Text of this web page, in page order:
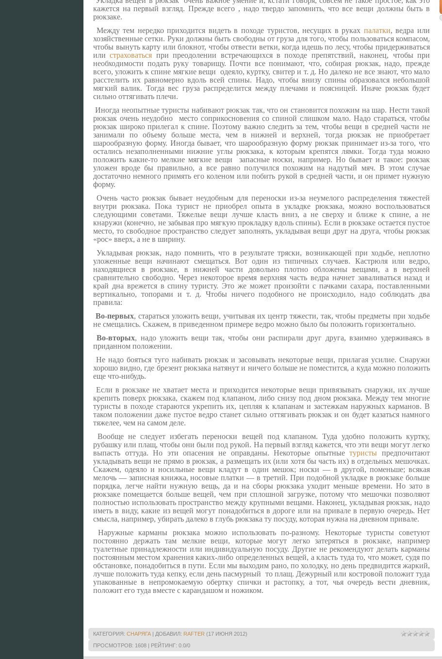
кажется на первый взгляд. Прежде всего , надо твердо запомнить, что все вещи должны быть в
рюкзаке.
Между тем нередко приходится видеть в походе туристов, несущих в руках палатки, ведра или
хозяйственные сетки. Руки должны быть свободны от груза для того, чтобы пользоваться компасом,
чтобы вынуть карту или блокнот, чтобы отвести ветки, когда идешь по лесу, чтобы придерживаться
илистраховаться при преодолении встречающихся в походе препятствий, наконец, чтобы при
необходимости подать руку товарищу. Почти все понимают, что, собирая рюкзак, надо, прежде
всего, уложить к спине мягкие вещи одеяло, куртку, свитер и т. д. Но далеко не все знают, что мало
расстелить их равномерно вдоль всей спины. Надо, чтобы внизу спины образовался небольшой
мягкий валик. Тогда вес груза распределится между плечами и поясницей. Иначе рюкзак будет
сильно оттягивать плечи.
Иногда неопытные туристы набивают рюкзак так, что он становится похожим на шар. Нести такой
рюкзак очень неудобно место соприкосновения со спиной слишком мало. Надо стараться, чтобы
рюкзак широко прилегал к спине. Поэтому важно следить за тем, чтобы вещи в средней части не
занимали по объему больше места, чем в нижней и верхней, тогда рюкзак не приобретает
шарообразную форму. Иногда бывает, что шарообразную форму рюкзак принимает из-за того, что
остались незаполненными нижние углы рюкзака, к которым крепятся лямки. Тогда туда можно
положить какие-то мелкие мягкие вещи запасные носки, например. Но бывает и такое: рюкзак
уложен вроде бы правильно, а все равно получился похожим на надутый мяч. В этом случае
достаточно немного примять его коленом или побить рукой в средней части, и он примет нужную
форму.
Очень часто рюкзак бывает неудобным для переноски из-за неумелого распределения тяжестей
внутри рюкзака. Пока турист не приобрел опыта в укладке рюкзака, можно воспользоваться
следующими советами. Тяжелые вещи лучше класть вниз, а не сверху и ближе к спине, а не
кнаружи (конечно, не забывая про мягкую прокладку вдоль спины). Если в рюкзаке остается пустое
место, то свободное пространство следует заполнять, укладывая вещи друг на друга, чтобы рюкзак
«рос» вверх, а не в ширину.
Укладывая рюкзак, надо помнить, что в результате тряски, возникающей при ходьбе, неплотно
уложенные вещи начинают смещаться. Вот один из типичных случаев. Кастрюля или ведро,
находящиеся в рюкзаке, в нижней части довольно плотно обложены вещами, а в верхней
сравнительно свободно. Через некоторое время верхняя часть ведра начнет заваливаться назад и
край дна врежется в спину туристу. Это же может произойти с пачками сахара, поставленными
вертикально, топорами и т. д. Чтобы ничего подобного не происходило, надо соблюдать два
правила:
Во-первых, стараться уложить вещи, учитывая их центр тяжести, так, чтобы предметы при ходьбе
не смещались. Скажем, в приведенном примере ведро можно было бы положить горизонтально.
Во-вторых, надо уложить вещи так, чтобы они распирали друг друга, взаимно удерживаясь в
приданном положении.
Не надо бояться туго набивать рюкзак и засовывать некоторые вещи, прилагая усилие. Снаружи
хорошо видно, где брезент рюкзака натянут и ничего больше не поместится, а куда можно положить
еще что-нибудь.
Если в рюкзаке не хватает места и приходится некоторые вещи привязывать снаружи, их лучше
крепить поверх рюкзака, скажем под клапаном, либо снизу под дном рюкзака. Между тем многие
туристы в походе стараются укрепить их, цепляя к клапанам и застежкам наружных карманов. В
таком положении даже пустое ведро станет сильно оттягивать рюкзак и он будет казаться намного
тяжелее, чем на самом деле.
Вообще не следует избегать переноски вещей под клапаном. Туда удобно положить куртку,
рубашку или плащ, чтобы они были под рукой. На первый взгляд кажется, что эти вещи могут легко
выпасть оттуда. Но эти опасения не оправданы. Некоторые опытныетуристы предпочитают
укладывать вещи не прямо в рюкзак, а размещать их (или хотя бы часть их) в отдельных мешочках.
Скажем, одеяло и носильные вещи кладут в один мешок; носки — в другой, поменьше; всякая
мелочь — записная книжка, носовые платки — в третий. При подобной укладке в рюкзаке больше
порядка, легче найти нужную вещь, да и на сборы рюкзака уходит меньше времени. Но зато в
рюкзаке помещается больше вещей, чем при сплошной загрузке, потому что мешочки позволяют
полностью использовать пространство между крупными вещами. Наконец, укладывая рюкзак, надо
иметь в виду, какие из вещей могут понадобиться в дороге или на привале в первую очередь. Нет
смысла, например, убирать далеко в глубь рюкзака ту посуду, которая нужна на дневном привале.
Наружные карманы рюкзака можно использовать по-разному. Некоторые туристы советуют
постоянно держать там мелкие вещи, которые могут легко затеряться в рюкзаке, например
туалетные принадлежности или индивидуальную посуду. Другие не рекомендуют делать карманы
постоянным местом хранения каких-либо определенных вещей, а класть туда то, что может, судя по
обстановке, понадобиться в пути. Если мы выходим рано, по холодку, но день предвидится жаркий,
лучше положить туда кепку, если день пасмурный то плащ. Дежурный или костровой положит туда
упакованные в непромокаемую обертку спички и растопку, а тот, чья очередь вести дневник,
положит его туда вместе с карандашом и ножиком.
КАТЕГОРИЯ: СНАРЯГА | ДОБАВИЛ: RAFTER (17 ИЮНЯ 2012)
ПРОСМОТРОВ: 1608 | РЕЙТИНГ: 0.0/0